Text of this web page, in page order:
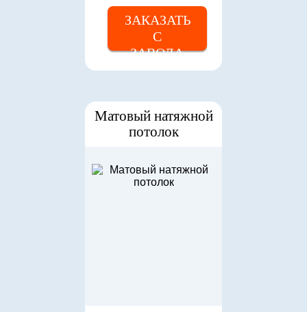
ЗАКАЗАТЬ
С
ЗАВОДА
Матовый натяжной
потолок